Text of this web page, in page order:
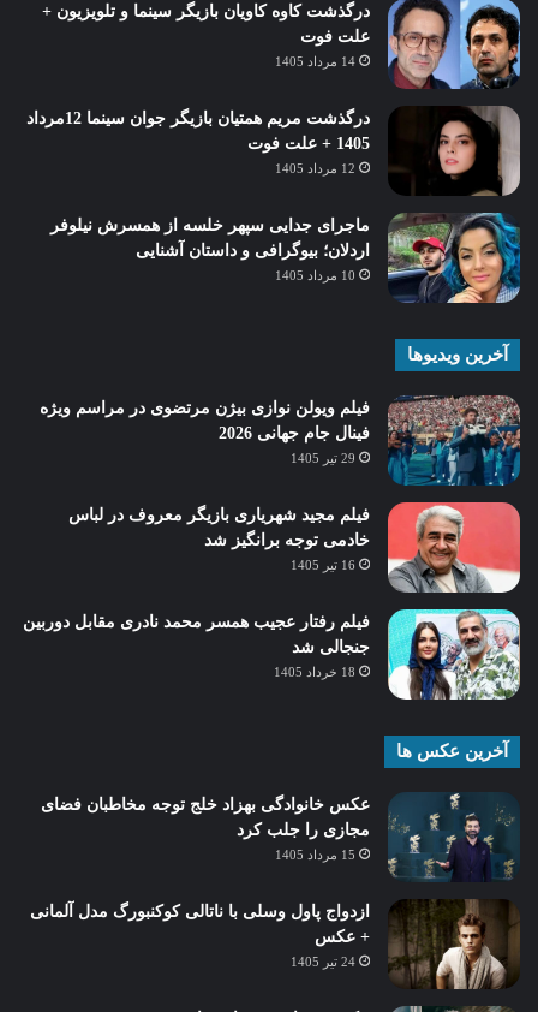
درگذشت کاوه کاویان بازیگر سینما و تلویزیون +
علت فوت
14 مرداد 1405
درگذشت مریم همتیان بازیگر جوان سینما 12مرداد
1405 + علت فوت
12 مرداد 1405
ماجرای جدایی سپهر خلسه از همسرش نیلوفر
اردلان؛ بیوگرافی و داستان آشنایی
10 مرداد 1405
آخرین ویدیوها
فیلم ویولن نوازی بیژن مرتضوی در مراسم ویژه
فینال جام جهانی 2026
29 تیر 1405
فیلم مجید شهریاری بازیگر معروف در لباس
خادمی توجه برانگیز شد
16 تیر 1405
فیلم رفتار عجیب همسر محمد نادری مقابل دوربین
جنجالی شد
18 خرداد 1405
آخرین عکس ها
عکس خانوادگی بهزاد خلج توجه مخاطبان فضای
مجازی را جلب کرد
15 مرداد 1405
ازدواج پاول وسلی با ناتالی کوکنبورگ مدل آلمانی
+ عکس
24 تیر 1405